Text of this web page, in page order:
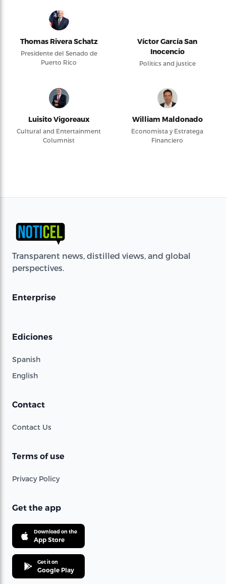
Thomas Rivera Schatz
Presidente del Senado de
Puerto Rico
Víctor García San
Inocencio
Politics and justice
Luisito Vigoreaux
Cultural and Entertainment
Columnist
William Maldonado
Economista y Estratega
Financiero
Transparent news, distilled views, and global
perspectives.
Enterprise
Ediciones
Spanish
English
Contact
Contact Us
Terms of use
Privacy Policy
Get the app
Download on the
App Store
Get it on
Google Play